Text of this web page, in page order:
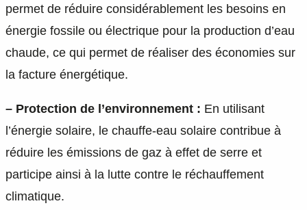
permet de réduire considérablement les besoins en
énergie fossile ou électrique pour la production d’eau
chaude, ce qui permet de réaliser des économies sur
la facture énergétique.
– Protection de l’environnement : En utilisant
l’énergie solaire, le chauffe-eau solaire contribue à
réduire les émissions de gaz à effet de serre et
participe ainsi à la lutte contre le réchauffement
climatique.